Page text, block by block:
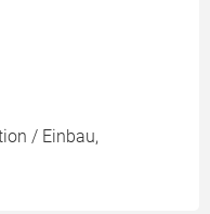
/ Einbau,